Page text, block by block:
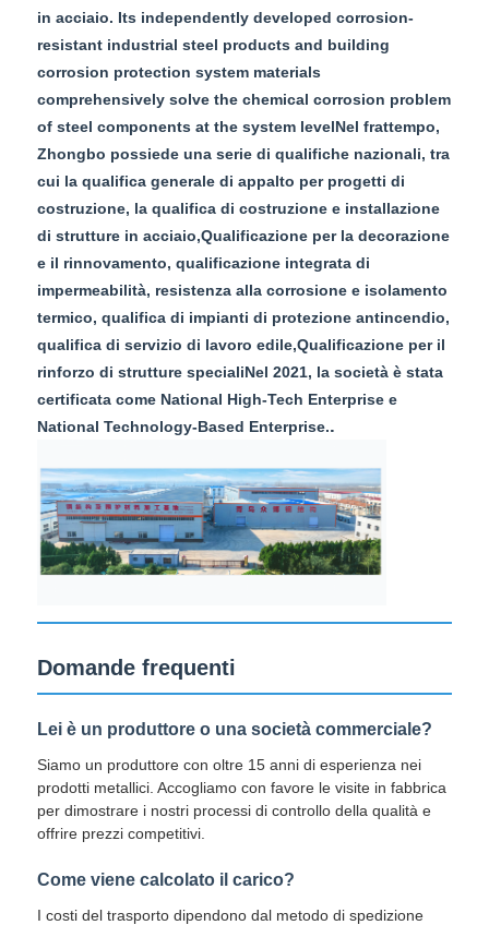
in acciaio. Its independently developed corrosion-
resistant industrial steel products and building
corrosion protection system materials
comprehensively solve the chemical corrosion problem
of steel components at the system levelNel frattempo,
Zhongbo possiede una serie di qualifiche nazionali, tra
cui la qualifica generale di appalto per progetti di
costruzione, la qualifica di costruzione e installazione
di strutture in acciaio,Qualificazione per la decorazione
e il rinnovamento, qualificazione integrata di
impermeabilità, resistenza alla corrosione e isolamento
termico, qualifica di impianti di protezione antincendio,
qualifica di servizio di lavoro edile,Qualificazione per il
rinforzo di strutture specialiNel 2021, la società è stata
certificata come National High-Tech Enterprise e
National Technology-Based Enterprise..
Domande frequenti
Lei è un produttore o una società commerciale?
Siamo un produttore con oltre 15 anni di esperienza nei
prodotti metallici. Accogliamo con favore le visite in fabbrica
per dimostrare i nostri processi di controllo della qualità e
offrire prezzi competitivi.
Come viene calcolato il carico?
I costi del trasporto dipendono dal metodo di spedizione